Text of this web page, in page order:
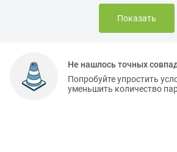
Показать
Не нашлось точных
Попробуйте упростить
уменьшить количество